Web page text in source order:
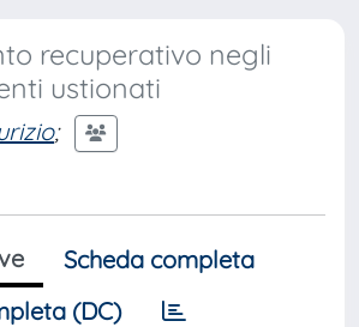
recuperativo negli
ustionati
;
Scheda completa
(DC)